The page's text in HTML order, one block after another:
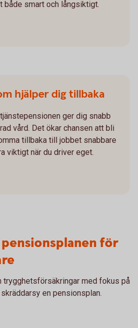
både smart och långsiktigt.
hjälper dig tillbaka
ger dig snabb
vård. Det ökar chansen att bli
tillbaka till jobbet snabbare
viktigt när du driver eget.
för
trygghetsförsäkringar med fokus på
en pensionsplan.